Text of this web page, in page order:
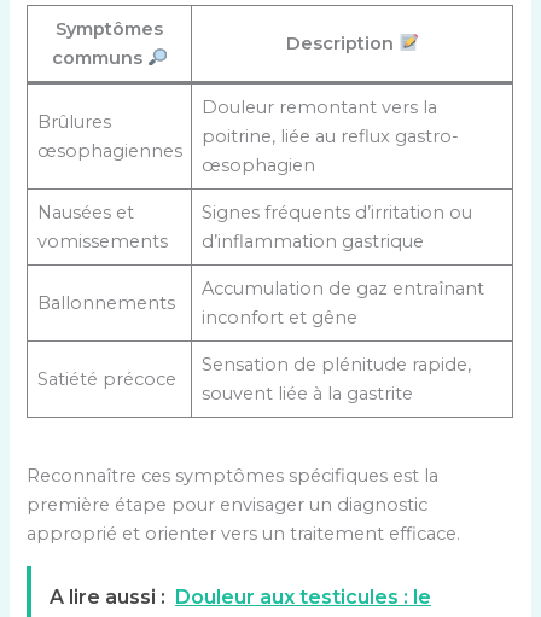
Symptômes
communs
Description
Brûlures
œsophagiennes
Douleur remontant vers la
poitrine, liée au reflux gastro-
œsophagien
Nausées et
vomissements
Signes fréquents d’irritation ou
d’inflammation gastrique
Ballonnements
Accumulation de gaz entraînant
inconfort et gêne
Satiété précoce
Sensation de plénitude rapide,
souvent liée à la gastrite
Reconnaître ces symptômes spécifiques est la
première étape pour envisager un diagnostic
approprié et orienter vers un traitement efficace.
A lire aussi :
Douleur aux testicules : le